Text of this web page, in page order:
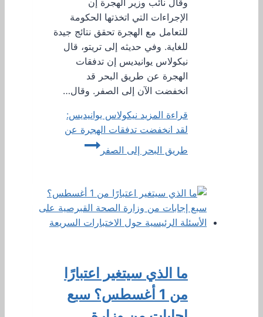
وقال نائب وزير الهجرة إن
الإجراءات التي اتخذتها الحكومة
للتعامل مع الهجرة تحقق نتائج جيدة
للغاية. وفي حديثه إلى تريتو، قال
نيكولاس يوانيديس إن تدفقات
الهجرة عن طريق البحر قد
انخفضت الآن إلى الصفر. وقال…
قراءة المزيد نيكولاس يوانيديس:
لقد انخفضت تدفقات الهجرة عن
طريق البحر إلى الصفر
ما الذي سيتغير اعتبارًا
من 1 أغسطس؟ سبع